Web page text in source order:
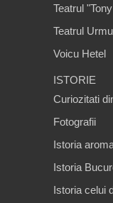
Teatrul
Teatrul
Voicu Hetel
ISTORIE
Curiozitati
Fotografii
Istoria
Istoria
Istoria celui